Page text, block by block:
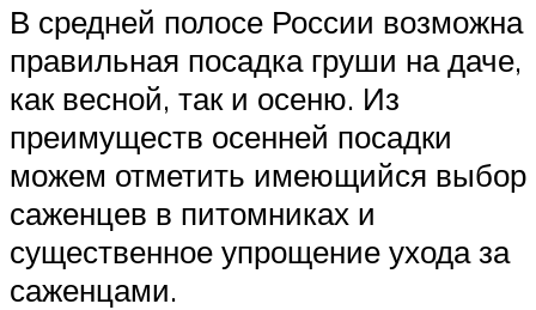
В средней полосе России возможна
правильная посадка груши на даче,
как весной, так и осеню. Из
преимуществ осенней посадки
можем отметить имеющийся выбор
саженцев в питомниках и
существенное упрощение ухода за
саженцами.